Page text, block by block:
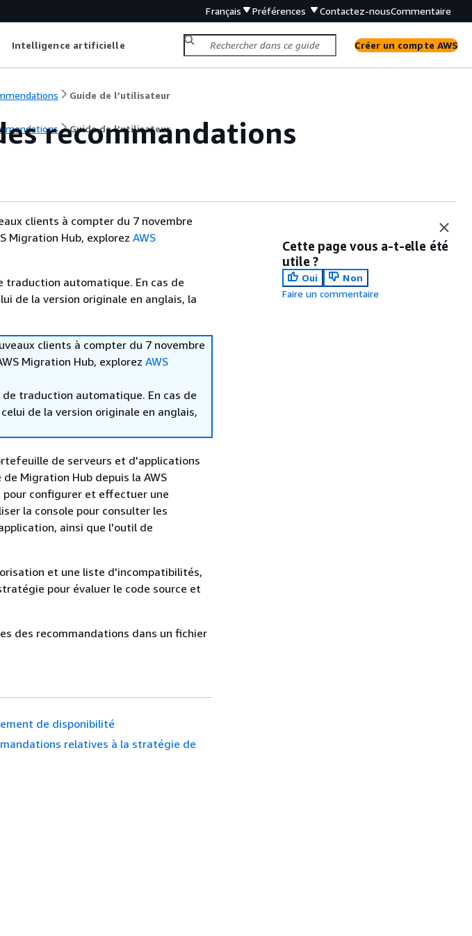
Français Préférences Contactez-nousCommentaire
Intelligence artificielle Créer un compte AWS
Guide de l’utilisateur
Guide de l’utilisateur
recommandations
clients à compter du 7 novembre
Migration Hub, explorez AWS
automatique. En cas de
de la version originale en anglais, la
clients à compter du 7 novembre
Migration Hub, explorez AWS
traduction automatique. En cas de
de la version originale en anglais,
de serveurs et d'applications
Migration Hub depuis la AWS
pour configurer et effectuer une
la console pour consulter les
ainsi que l'outil de
et une liste d'incompatibilités,
pour évaluer le code source et
des recommandations dans un fichier
Cette page vous a-t-elle été
utile ?
Oui
Non
Faire un commentaire
de disponibilité
relatives à la stratégie de